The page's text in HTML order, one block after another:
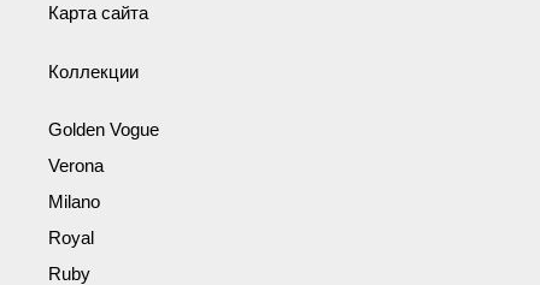
Карта сайта
Коллекции
Golden Vogue
Verona
Milano
Royal
Ruby